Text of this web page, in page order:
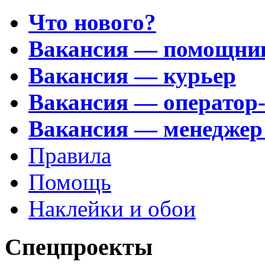
Что нового?
Вакансия —
Вакансия — курьер
Вакансия —
Вакансия —
Правила
Помощь
Наклейки и обои
Спецпроекты